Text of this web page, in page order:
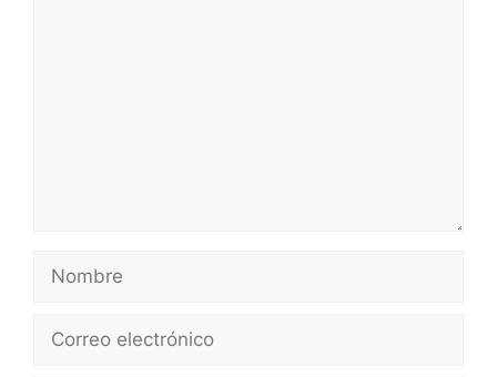
electrónico